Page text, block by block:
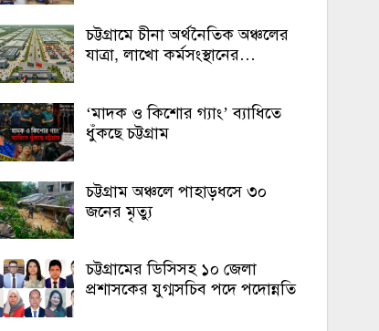
চট্টগ্রামে চীনা অর্থনৈতিক অঞ্চলের
যাত্রা, লাখো কর্মসংস্থানের…
‘মাদক ও কিশোর গ্যাং’ ব্যাধিতে
ধুঁকছে চট্টগ্রাম
চট্টগ্রাম অঞ্চলে পাহাড়ধসে ৩০
জনের মৃত্যু
চট্টগ্রামের ডিসিসহ ১০ জেলা
প্রশাসকের যুগ্মসচিব পদে পদোন্নতি